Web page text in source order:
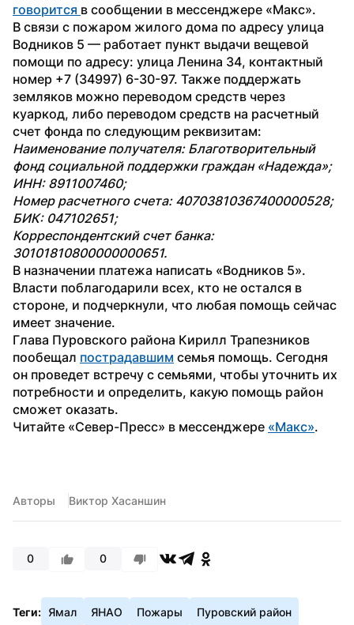
говорится в сообщении в мессенджере «Макс».
В связи с пожаром жилого дома по адресу улица
Водников 5 — работает пункт выдачи вещевой
помощи по адресу: улица Ленина 34, контактный
номер +7 (34997) 6-30-97. Также поддержать
земляков можно переводом средств через
куаркод, либо переводом средств на расчетный
счет фонда по следующим реквизитам:
Наименование получателя: Благотворительный
фонд социальной поддержки граждан «Надежда»;
ИНН: 8911007460;
Номер расчетного счета: 40703810367400000528;
БИК: 047102651;
Корреспондентский счет банка:
30101810800000000651.
В назначении платежа написать «Водников 5».
Власти поблагодарили всех, кто не остался в
стороне, и подчеркнули, что любая помощь сейчас
имеет значение.
Глава Пуровского района Кирилл Трапезников
пообещал пострадавшим семья помощь. Сегодня
он проведет встречу с семьями, чтобы уточнить их
потребности и определить, какую помощь район
сможет оказать.
Читайте «Север-Пресс» в мессенджере «Макс».
Авторы Виктор Хасаншин
0 0
Теги: Ямал ЯНАО Пожары Пуровский район